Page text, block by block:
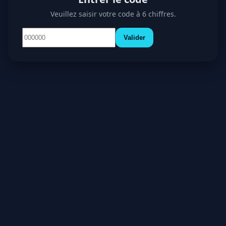
Veuillez saisir votre code à 6 chiffres.
Valider